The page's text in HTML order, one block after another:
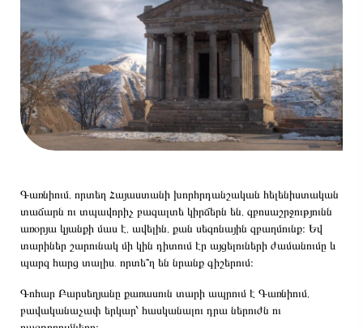
Գառնիում, որտեղ Հայաստանի խորհրդանշական հելենիստական
տաճարն ու տպավորիչ բազալտե կիրճերն են, զբոսաշրջությունն
առօրյա կյանքի մաս է, ավելին, քան սեզոնային զբաղմունք։ Եվ
տարիներ շարունակ մի կին դիտում էր այցելուների ժամանումը և
պարզ հարց տալիս. որտե՞ղ են նրանք գիշերում։
Գոհար Բարսեղյանը քառասուն տարի ապրում է Գառնիում,
բավականաչափ երկար՝ հասկանալու դրա ներուժն ու